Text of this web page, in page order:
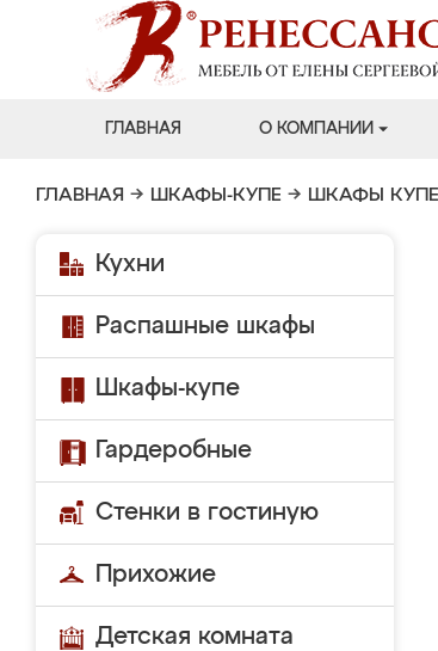
ГЛАВНАЯ О КОМПАНИИ
ГЛАВНАЯ → ШКАФЫ-КУПЕ → ШКАФЫ
Кухни
Распашные шкафы
Шкафы-купе
Гардеробные
Стенки в гостиную
Прихожие
Детская комната